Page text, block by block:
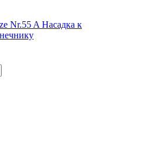
Nr.55 A Насадка к